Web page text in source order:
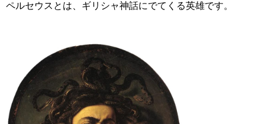
ペルセウスとは、ギリシャ神話にでてくる英雄です。